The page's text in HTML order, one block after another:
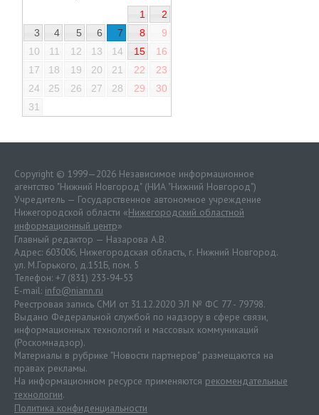
1
2
3
4 5 6 7 8
9
10
11 12 13 14 15
16
17
18 19 20 21 22
23
24
25 26 27 28 29
30
31
Copyright © 1999—2026 Независимое информационное
агентство "Нижний Новгород" (НИА "Нижний Новгород")
Учредитель — Государственное автономное учреждение
Нижегородской области «Нижегородский областной
информационный центр»
Главный редактор — Назарова А.В.
Адрес: 603006, Нижегородская область, г. Нижний Новгород.
ул. М.Горького, д.151Б, пом. 5
Телефон: +7 (831) 233-94-53
E-mail: info@niann.ru
Реестровая запись СМИ от 31.12.2020 ЭЛ № ФС 77 - 79798.
Выдано Федеральной службой по надзору в сфере связи,
информационных технологий и массовых коммуникаций
(Роскомнадзор).
Материалы в рубрике "Новости партнеров" размещаются на
правах рекламы.
На информационном ресурсе применяются рекомендательные
технологии.
Политика конфиденциальности